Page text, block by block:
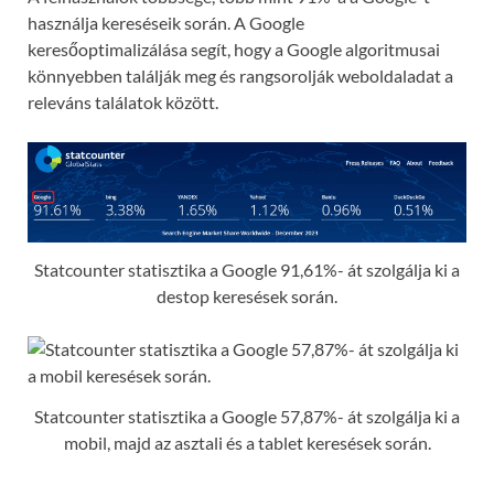
használja kereséseik során. A Google
keresőoptimalizálása segít, hogy a Google algoritmusai
könnyebben találják meg és rangsorolják weboldaladat a
releváns találatok között.
Statcounter statisztika a Google 91,61%- át szolgálja ki a
destop keresések során.
Statcounter statisztika a Google 57,87%- át szolgálja ki a
mobil, majd az asztali és a tablet keresések során.